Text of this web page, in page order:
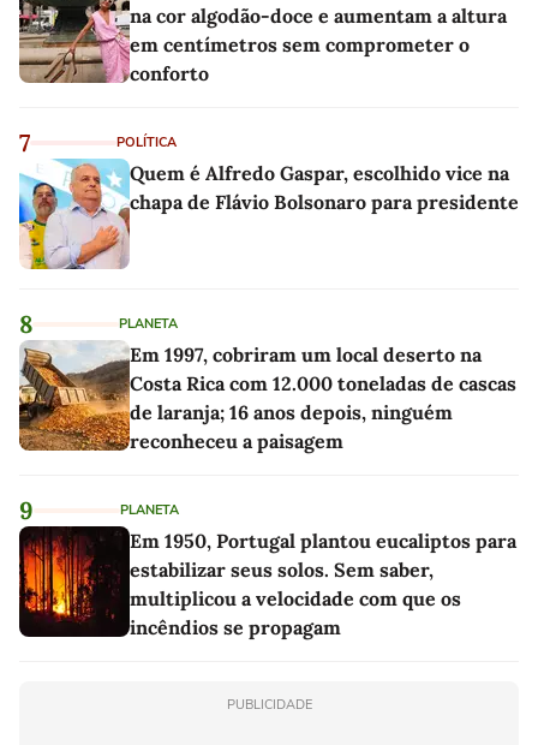
na cor algodão-doce e aumentam a altura
em centímetros sem comprometer o
conforto
7 POLÍTICA
Quem é Alfredo Gaspar, escolhido vice na
chapa de Flávio Bolsonaro para presidente
8 PLANETA
Em 1997, cobriram um local deserto na
Costa Rica com 12.000 toneladas de cascas
de laranja; 16 anos depois, ninguém
reconheceu a paisagem
9 PLANETA
Em 1950, Portugal plantou eucaliptos para
estabilizar seus solos. Sem saber,
multiplicou a velocidade com que os
incêndios se propagam
PUBLICIDADE